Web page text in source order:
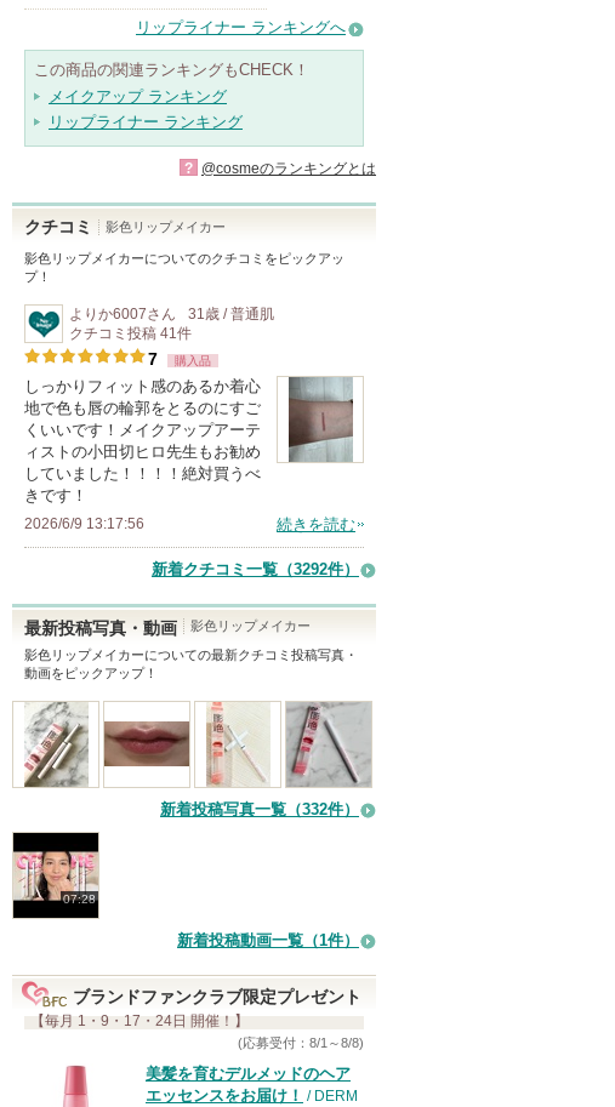
リップライナー ランキングへ
この商品の関連ランキングもCHECK！
メイクアップ ランキング
リップライナー ランキング
? @cosmeのランキングとは
クチコミ 影色リップメイカー
影色リップメイカーについてのクチコミをピックアッ
プ！
よりか6007さん
31歳 / 普通肌
クチコミ投稿 41件
7 購入品
しっかりフィット感のあるか着心
地で色も唇の輪郭をとるのにすご
くいいです！メイクアップアーテ
ィストの小田切ヒロ先生もお勧め
していました！！！！絶対買うべ
きです！
2026/6/9 13:17:56 続きを読む
新着クチコミ一覧 （3292件）
最新投稿写真・動画
影色リップメイカー
影色リップメイカーについての最新クチコミ投稿写真・
動画をピックアップ！
新着投稿写真一覧（332件）
07:28
新着投稿動画一覧（1件）
ブランドファンクラブ限定プレゼント
【毎月 1・9・17・24日 開催！】
(応募受付：8/1～8/8)
美髪を育むデルメッドのヘア
エッセンスをお届け！ / DERM